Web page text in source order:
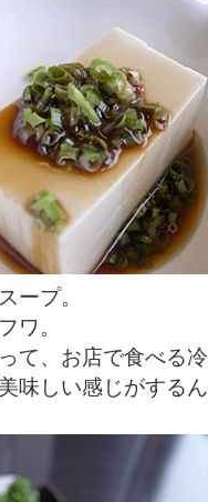
ープ。
ワ。
て、お店で食べる
味しい感じがする